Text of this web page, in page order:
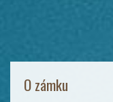
O zámku